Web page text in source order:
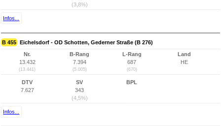
(3,8%)
Infos...
B 455 Eichelsdorf - OD Schotten, Gederner Straße (B 276)
Nr.
13.432
(13.441)
B-Rang
7.394
(5.005)
L-Rang
687
(670)
Land
HE
DTV
7.627
SV
343
(4,5%)
BPL
Infos...